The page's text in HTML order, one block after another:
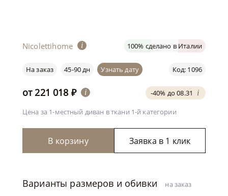
Nicolettihome i 100% сделано в Италии
Код: 1096
На заказ 45-90 дн Узнать дату
-40% до 08.31 i
от221 018 ₽ i
Цена за 1-местный диван в ткани 1-й категории
В корзину Заявка в 1 клик
Варианты размеров и обивки на заказ